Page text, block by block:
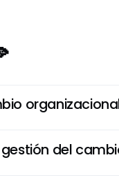
organizacional
del